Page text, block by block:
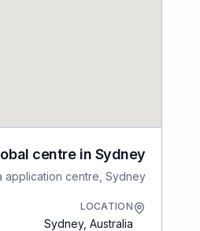
centre in Sydney
application centre, Sydney
LOCATION
Sydney, Australia